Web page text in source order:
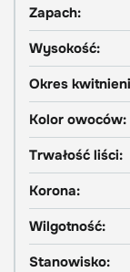
Zapach:
Wysokość:
Okres
Kolor owoców:
Trwałość liści:
Korona:
Wilgotność:
Stanowisko: